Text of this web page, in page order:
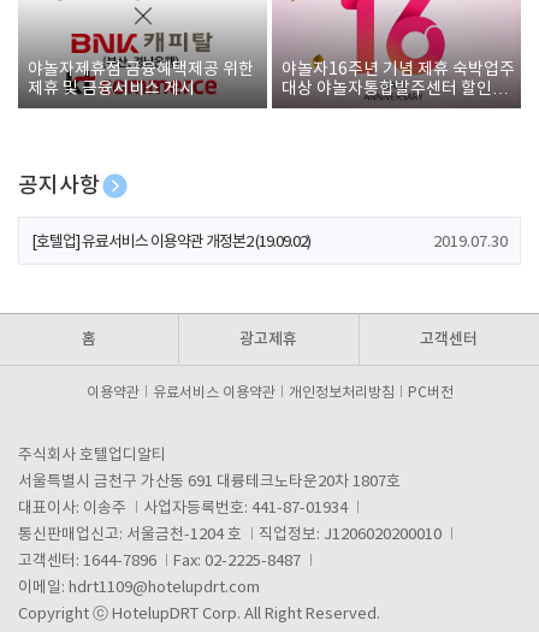
야놀자제휴점 금융혜택제공 위한
제휴 및 금융서비스 게시
야놀자16주년 기념 제휴 숙박업주
대상 야놀자통합발주센터 할인쿠
폰 증정
공지사항
[호텔업] 개인정보 처리방침 개정본1 (19.09.02)
[호텔업] 유료서비스 이용약관 개정본2 (19.09.02) 2019.07.30
홈 광고제휴 고객센터
이용약관 유료서비스 이용약관 개인정보처리방침 PC버전
주식회사 호텔업디알티
서울특별시 금천구 가산동 691 대륭테크노타운20차 1807호
대표이사: 이송주
사업자등록번호: 441-87-01934
통신판매업신고: 서울금천-1204 호
직업정보: J1206020200010
고객센터: 1644-7896
Fax: 02-2225-8487
이메일: hdrt1109@hotelupdrt.com
Copyright ⓒ HotelupDRT Corp. All Right Reserved.